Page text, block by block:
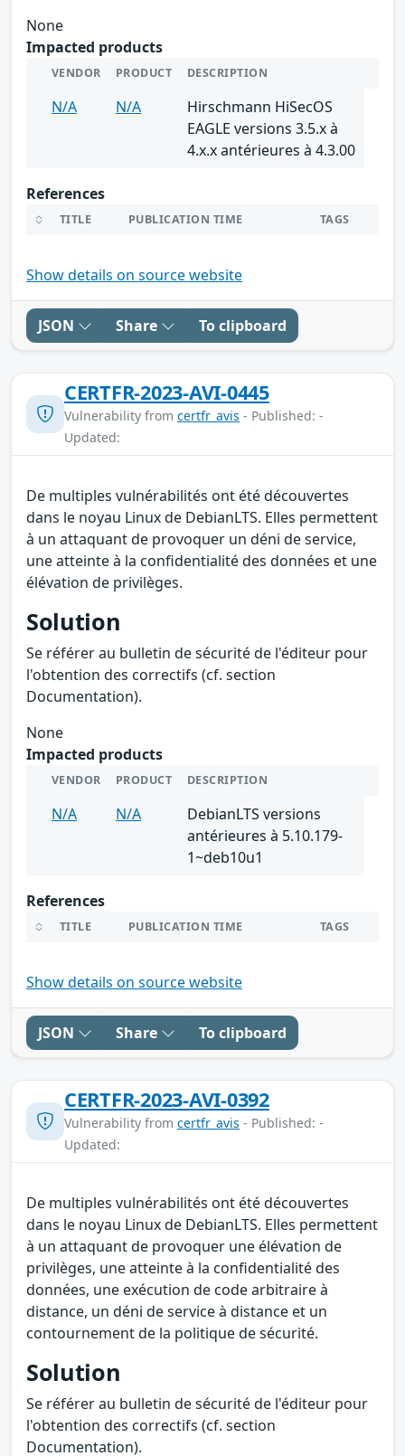
None
Impacted products
VENDOR PRODUCT DESCRIPTION
N/A N/A
Hirschmann HiSecOS
EAGLE versions 3.5.x à
4.x.x antérieures à 4.3.00
References
TITLE PUBLICATION TIME TAGS
Show details on source website
JSON Share To clipboard
CERTFR-2023-AVI-0445
Vulnerability from certfr_avis - Published: -
Updated:
De multiples vulnérabilités ont été découvertes
dans le noyau Linux de DebianLTS. Elles permettent
à un attaquant de provoquer un déni de service,
une atteinte à la confidentialité des données et une
élévation de privilèges.
Solution
Se référer au bulletin de sécurité de l'éditeur pour
l'obtention des correctifs (cf. section
Documentation).
None
Impacted products
VENDOR PRODUCT DESCRIPTION
N/A N/A
DebianLTS versions
antérieures à 5.10.179-
1~deb10u1
References
TITLE PUBLICATION TIME TAGS
Show details on source website
JSON Share To clipboard
CERTFR-2023-AVI-0392
Vulnerability from certfr_avis - Published: -
Updated:
De multiples vulnérabilités ont été découvertes
dans le noyau Linux de DebianLTS. Elles permettent
à un attaquant de provoquer une élévation de
privilèges, une atteinte à la confidentialité des
données, une exécution de code arbitraire à
distance, un déni de service à distance et un
contournement de la politique de sécurité.
Solution
Se référer au bulletin de sécurité de l'éditeur pour
l'obtention des correctifs (cf. section
Documentation).